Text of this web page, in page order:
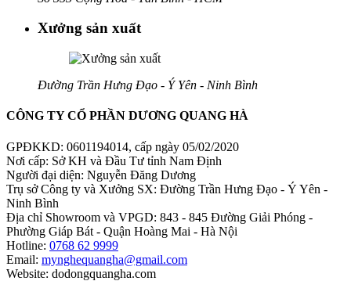
Xưởng sản xuất
Đường Trần Hưng Đạo - Ý Yên - Ninh Bình
CÔNG TY CỔ PHẦN DƯƠNG QUANG HÀ
GPĐKKD: 0601194014, cấp ngày 05/02/2020
Nơi cấp: Sở KH và Đầu Tư tỉnh Nam Định
Người đại diện: Nguyễn Đăng Dương
Trụ sở Công ty và Xưởng SX: Đường Trần Hưng Đạo - Ý Yên -
Ninh Bình
Địa chỉ Showroom và VPGD: 843 - 845 Đường Giải Phóng -
Phường Giáp Bát - Quận Hoàng Mai - Hà Nội
Hotline: 0768 62 9999
Email: mynghequangha@gmail.com
Website: dodongquangha.com